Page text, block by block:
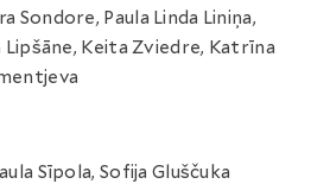
Sondore, Paula Linda Liniņa,
Lipšāne, Keita Zviedre, Katrīna
Sīpola, Sofija Gluščuka